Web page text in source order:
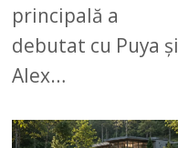
principală a
debutat cu Puya și
Alex…